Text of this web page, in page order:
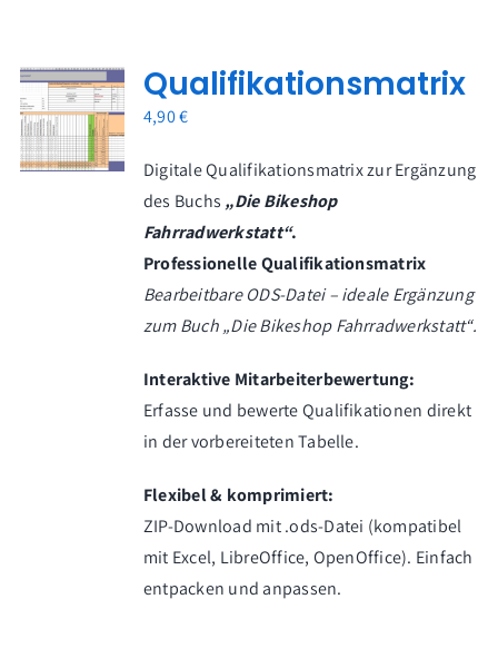
Qualifikationsmatrix
4,90€
Digitale Qualifikationsmatrix zur Ergänzung
des Buchs „Die Bikeshop
Fahrradwerkstatt“.
Professionelle Qualifikationsmatrix
Bearbeitbare ODS-Datei – ideale Ergänzung
zum Buch „Die Bikeshop Fahrradwerkstatt“.
Interaktive Mitarbeiterbewertung:
Erfasse und bewerte Qualifikationen direkt
in der vorbereiteten Tabelle.
Flexibel & komprimiert:
ZIP-Download mit .ods-Datei (kompatibel
mit Excel, LibreOffice, OpenOffice). Einfach
entpacken und anpassen.